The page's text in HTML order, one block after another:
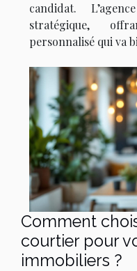
candidat.
stratégique,
personnalisé qui va
Comment
courtier pour
immobiliers ?